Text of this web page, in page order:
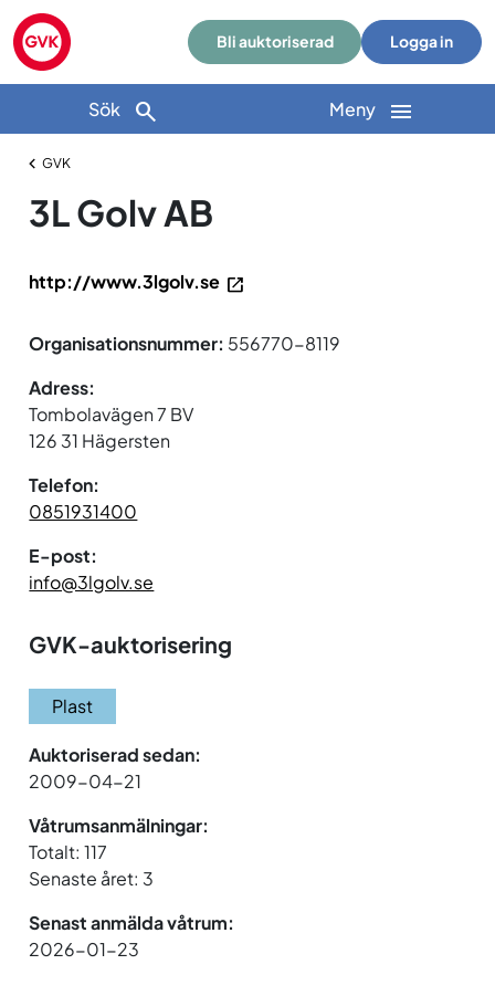
Bli auktoriserad Logga in
Sök Meny
GVK
3L Golv AB
http://www.3lgolv.se
Organisationsnummer: 556770-8119
Adress:
Tombolavägen 7 BV
126 31 Hägersten
Telefon:
0851931400
E-post:
info@3lgolv.se
GVK-auktorisering
Plast
Auktoriserad sedan:
2009-04-21
Våtrumsanmälningar:
Totalt: 117
Senaste året: 3
Senast anmälda våtrum:
2026-01-23